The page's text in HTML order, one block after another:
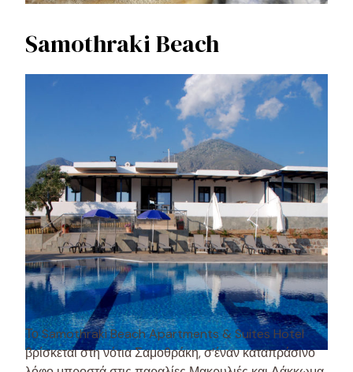
Samothraki Beach
Το Samothraki Beach Apartments & Suites Hotel
βρίσκεται στη νότια Σαμοθράκη, σ’έναν καταπράσινο